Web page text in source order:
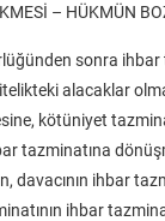
– HÜKMÜN
sonra
alacaklar
kötüniyet
tazminatına
davacının ihbar
ihbar